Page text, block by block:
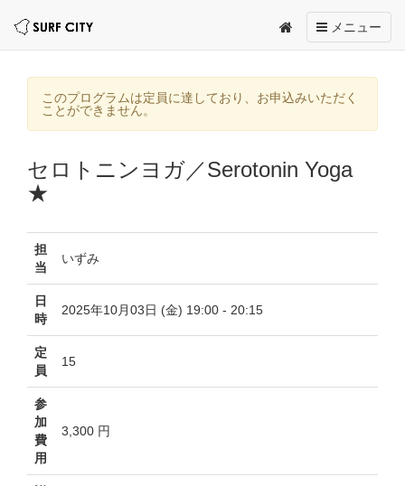
Toggle
navigation
メニュー
このプログラムは定員に達しており、お申込みいただく
ことができません。
セロトニンヨガ／Serotonin Yoga
★
担
当
いずみ
日
時
2025年10月03日 (金) 19:00 - 20:15
定
員
15
参
加
費
用
3,300 円